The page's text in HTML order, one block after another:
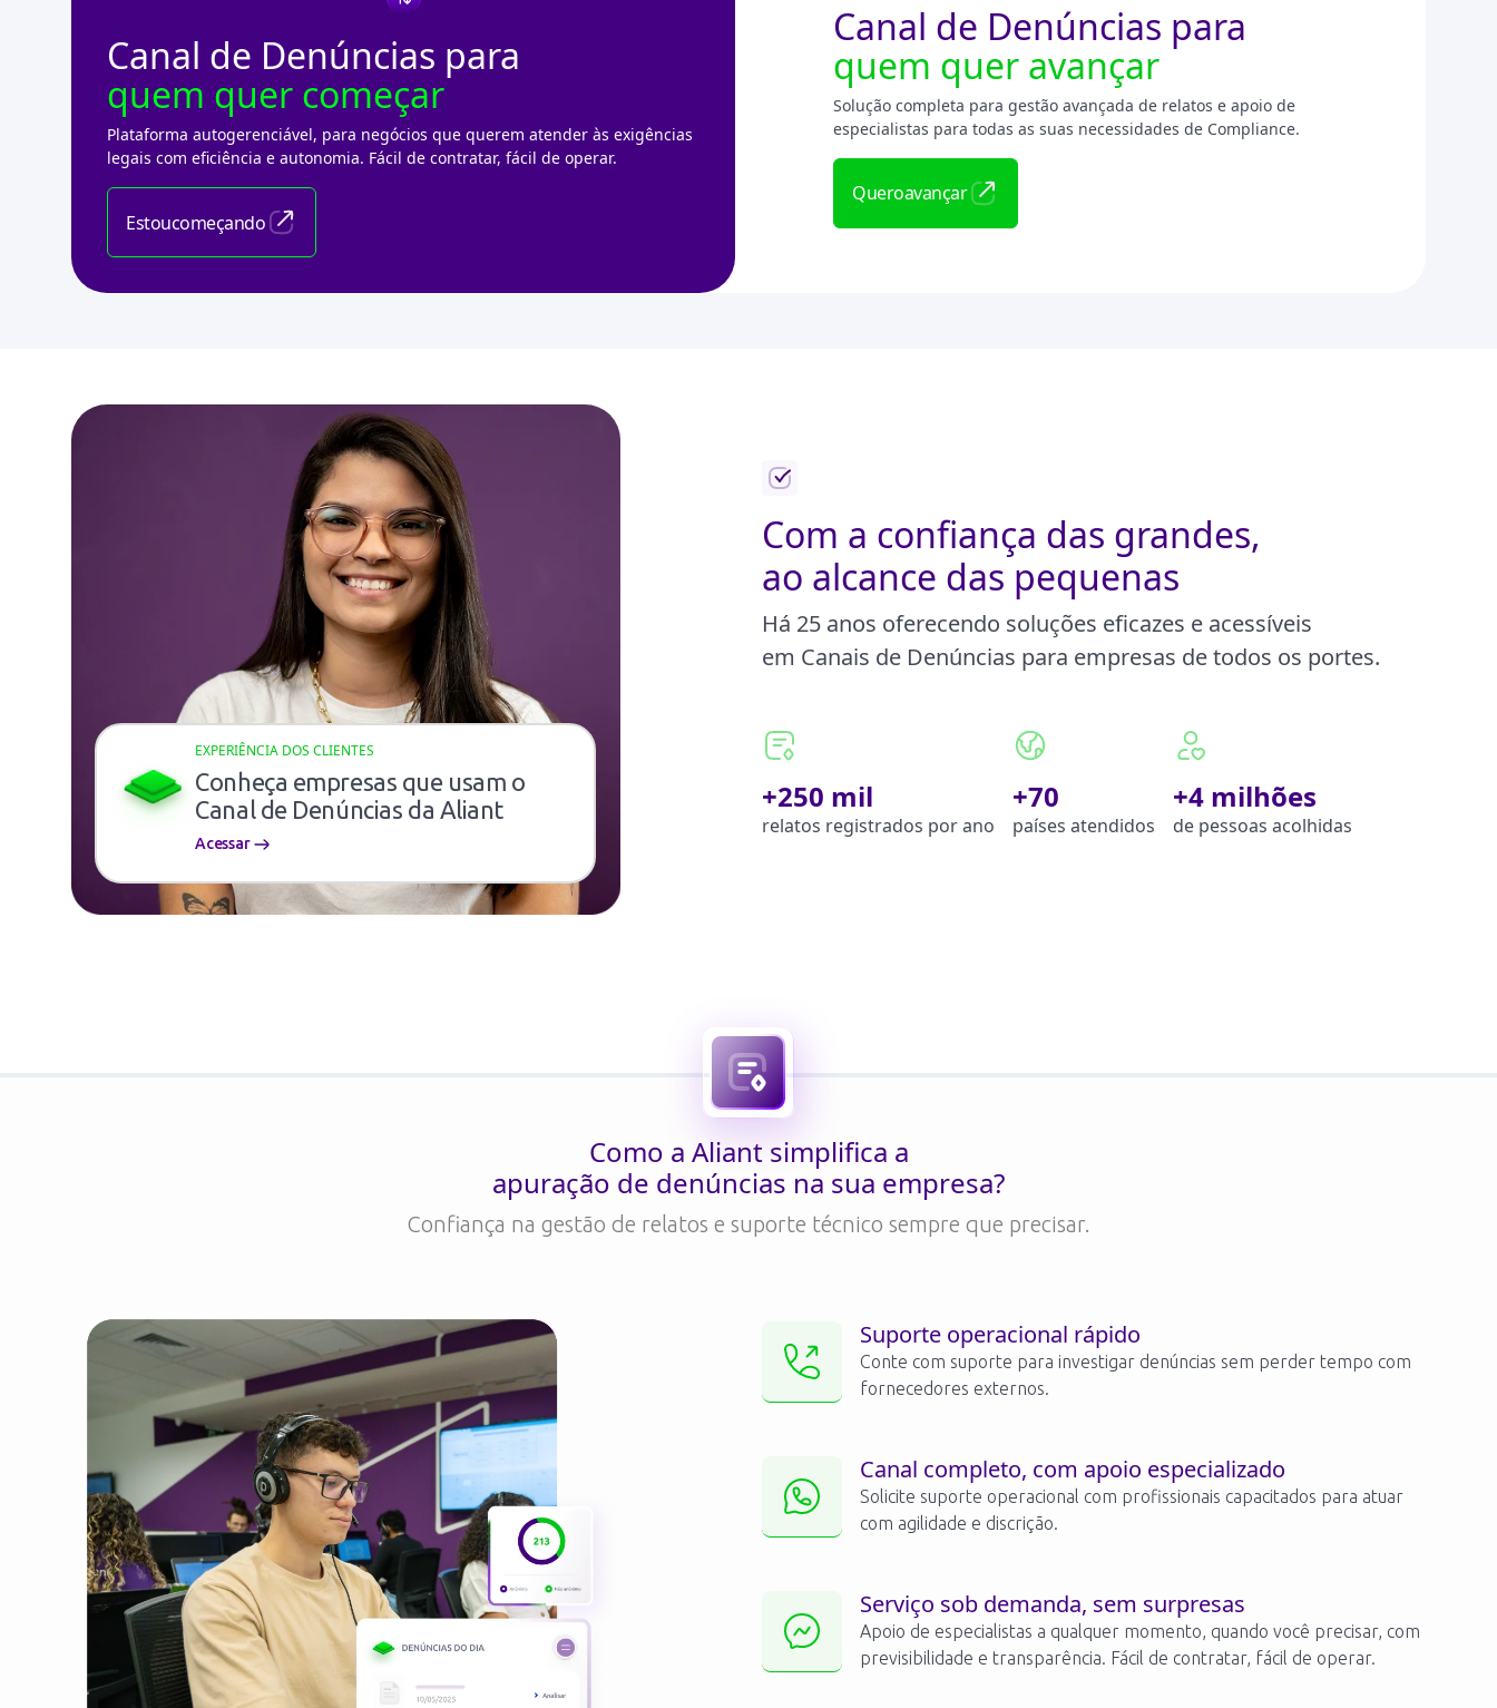
Canal de Denúncias para
quem quer começar
Plataforma autogerenciável, para negócios que querem atender às exigências
legais com eficiência e autonomia. Fácil de contratar, fácil de operar.
Estoucomeçando
Canal de Denúncias para
quem quer avançar
Solução completa para gestão avançada de relatos e apoio de
especialistas para todas as suas necessidades de Compliance.
Queroavançar
EXPERIÊNCIA DOS CLIENTES
Conheça empresas que usam o
Canal de Denúncias da Aliant
Acessar
Com a confiança das grandes,
ao alcance das pequenas
Há 25 anos oferecendo soluções eficazes e acessíveis
em Canais de Denúncias para empresas de todos os portes.
+250 mil
relatos registrados por ano
+70
países atendidos
+4 milhões
de pessoas acolhidas
Como a Aliant simplifica a
apuração de denúncias na sua empresa?
Confiança na gestão de relatos e suporte técnico sempre que precisar.
Suporte operacional rápido
Conte com suporte para investigar denúncias sem perder tempo com
fornecedores externos.
Canal completo, com apoio especializado
Solicite suporte operacional com profissionais capacitados para atuar
com agilidade e discrição.
Serviço sob demanda, sem surpresas
Apoio de especialistas a qualquer momento, quando você precisar, com
previsibilidade e transparência. Fácil de contratar, fácil de operar.